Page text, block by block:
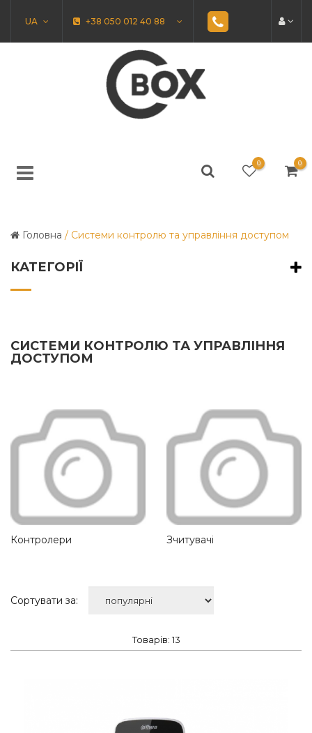
UA +38 050 012 40 88
0 0
Головна / Системи контролю та управління доступом
КАТЕГОРІЇ
СИСТЕМИ КОНТРОЛЮ ТА УПРАВЛІННЯ
ДОСТУПОМ
Контролери Зчитувачі
Сортувати за:
Товарів: 13